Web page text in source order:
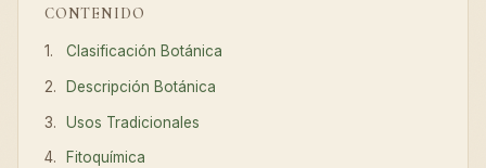
CONTENIDO
Clasificación Botánica
Descripción Botánica
Usos Tradicionales
Fitoquímica